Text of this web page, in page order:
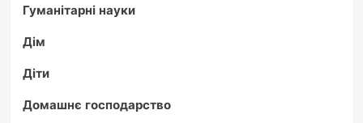
Гуманітарні науки
Дім
Діти
Домашнє господарство